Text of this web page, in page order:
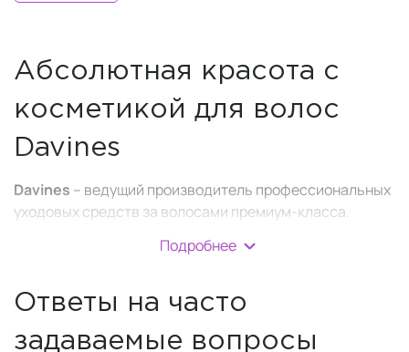
Абсолютная красота с
косметикой для волос
Davines
Davines – ведущий производитель профессиональных
уходовых средств за волосами премиум-класса.
Боллати, мечтая внести свою лепту в мир красоты и
Первоначальной задумкой было создание
исследовательской лаборатории, которая бы
Подробнее
Ответы на часто
задаваемые вопросы